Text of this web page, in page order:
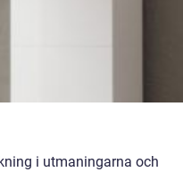
i utmaningarna och